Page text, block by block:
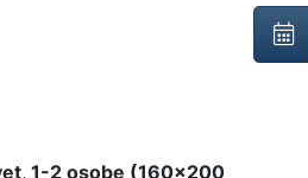
1-2 osobe (160x200